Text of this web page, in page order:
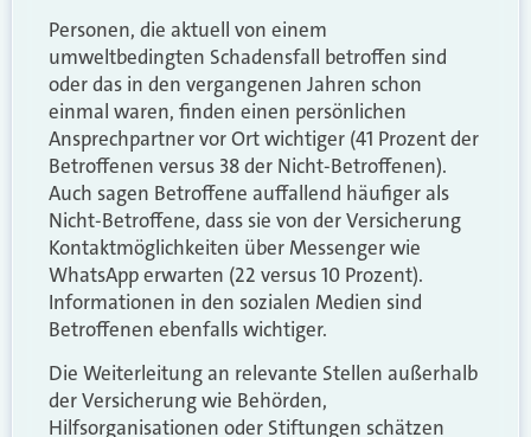
Personen, die aktuell von einem
umweltbedingten Schadensfall betroffen sind
oder das in den vergangenen Jahren schon
einmal waren, finden einen persönlichen
Ansprechpartner vor Ort wichtiger (41 Prozent der
Betroffenen versus 38 der Nicht-Betroffenen).
Auch sagen Betroffene auffallend häufiger als
Nicht-Betroffene, dass sie von der Versicherung
Kontaktmöglichkeiten über Messenger wie
WhatsApp erwarten (22 versus 10 Prozent).
Informationen in den sozialen Medien sind
Betroffenen ebenfalls wichtiger.
Die Weiterleitung an relevante Stellen außerhalb
der Versicherung wie Behörden,
Hilfsorganisationen oder Stiftungen schätzen